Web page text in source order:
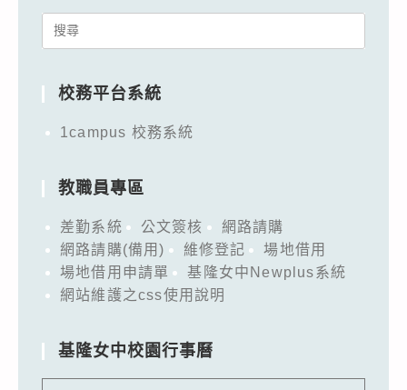
Search
校務平台系統
1campus 校務系統
教職員專區
差勤系統 公文簽核
網路請購
網路請購(備用)
維修登記
場地借用
場地借用申請單
基隆女中Newplus系統
網站維護之css使用說明
基隆女中校園行事曆